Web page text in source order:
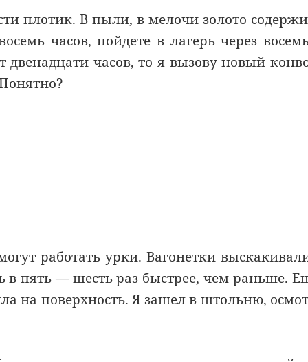
плотик. В пыли, в мелочи золото
часов, пойдете в лагерь через
двенадцати часов, то я вызову новый
работать урки. Вагонетки
в пять — шесть раз быстрее, чем раньше.
на поверхность. Я зашел в штольню,